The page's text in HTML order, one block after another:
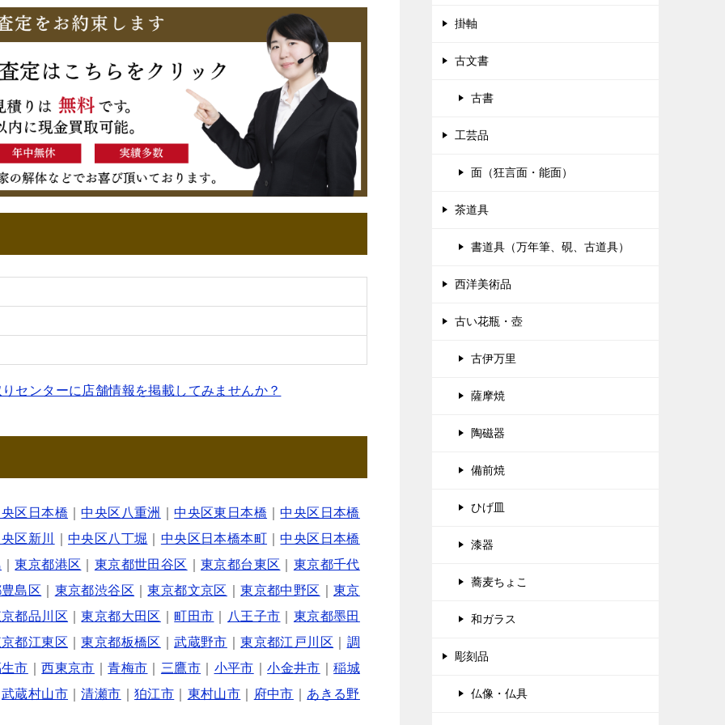
センターに店舗情報を掲載してみませんか？
区日本橋 ｜中央区八重洲 ｜中央区東日本橋 ｜中央区日本橋
区新川
｜中央区八丁堀 中央区日本橋本町 ｜中央区日本橋
｜東京都港区 東京都世田谷区 ｜東京都台東区
東京都千代
島区
東京都渋谷区 ｜東京都文京区 ｜東京都中野区 ｜東京
都品川区 ｜東京都大田区 ｜町田市 八王子市
東京都墨田
都江東区 ｜東京都板橋区 ｜武蔵野市 ｜東京都江戸川区
調
市 ｜西東京市 ｜青梅市 三鷹市 小平市 ｜小金井市 ｜稲城
武蔵村山市 ｜清瀬市 ｜狛江市 東村山市 府中市 あきる野
掛軸
古文書
古書
工芸品
面（狂言面・能面）
茶道具
書道具（万年筆、硯、古道具）
西洋美術品
古い花瓶・壺
古伊万里
薩摩焼
陶磁器
備前焼
ひげ皿
漆器
蕎麦ちょこ
和ガラス
彫刻品
仏像・仏具